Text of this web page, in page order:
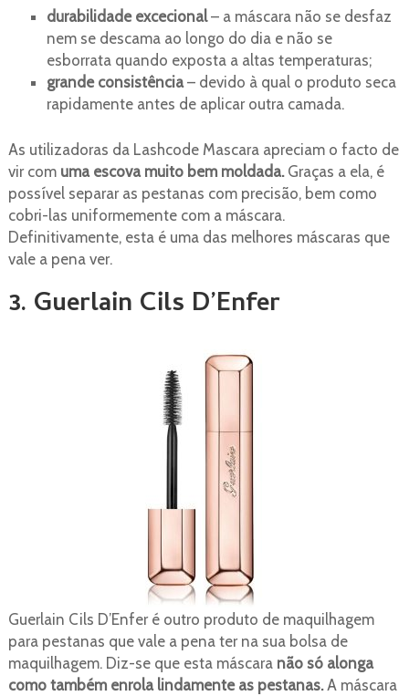
durabilidade excecional– a máscara não se desfaz
nem se descama ao longo do dia e não se
esborrata quando exposta a altas temperaturas;
grande consistência– devido à qual o produto seca
rapidamente antes de aplicar outra camada.
As utilizadoras da Lashcode Mascara apreciam o facto de
vir com uma escova muito bem moldada.Graças a ela, é
possível separar as pestanas com precisão, bem como
cobri-las uniformemente com a máscara.
Definitivamente, esta é uma das melhores máscaras que
vale a pena ver.
3. Guerlain Cils D’Enfer
Guerlain Cils D’Enfer é outro produto de maquilhagem
para pestanas que vale a pena ter na sua bolsa de
maquilhagem. Diz-se que esta máscara não só alonga
como também enrola lindamente as pestanas.A máscara